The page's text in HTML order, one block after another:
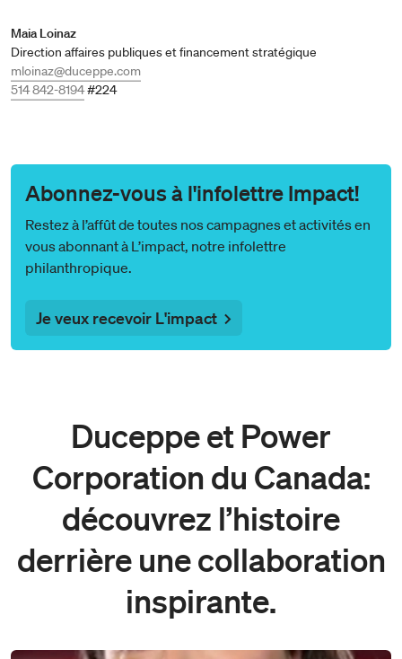
Maia Loinaz
Direction affaires publiques et financement stratégique
mloinaz@duceppe.com
514 842-8194#224
Abonnez-vous à l'infolettre Impact!
Restez à l’affût de toutes nos campagnes et activités en
vous abonnant à L’impact, notre infolettre
philanthropique.
Je veux recevoir L'impact
Duceppe et Power
Corporation du Canada:
découvrez l’histoire
derrière une collaboration
inspirante.